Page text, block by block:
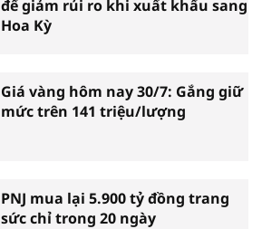
để giảm rủi ro khi xuất khẩu sang
Hoa Kỳ
Giá vàng hôm nay 30/7: Gắng giữ
mức trên 141 triệu/lượng
PNJ mua lại 5.900 tỷ đồng trang
sức chỉ trong 20 ngày